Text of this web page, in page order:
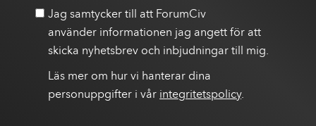
Jag samtycker till att ForumCiv
använder informationen jag angett för att
skicka nyhetsbrev och inbjudningar till mig.
Läs mer om hur vi hanterar dina
personuppgifter i vår integritetspolicy.